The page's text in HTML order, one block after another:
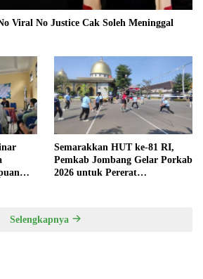
Viral No Justice Cak Soleh Meninggal
Semarakkan HUT ke-81 RI,
Pemkab Jombang Gelar Porkab
2026 untuk Pererat
Selengkapnya